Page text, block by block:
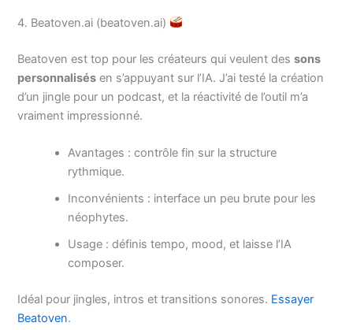
4. Beatoven.ai (beatoven.ai)
Beatoven est top pour les créateurs qui veulent dessons
personnalisés en s’appuyant sur l’IA. J’ai testé la création
d’un jingle pour un podcast, et la réactivité de l’outil m’a
vraiment impressionné.
Avantages : contrôle fin sur la structure
rythmique.
Inconvénients : interface un peu brute pour les
néophytes.
Usage : définis tempo, mood, et laisse l’IA
composer.
Idéal pour jingles, intros et transitions sonores. Essayer
Beatoven.